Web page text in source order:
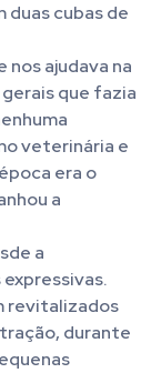
duas cubas de
nos ajudava na
que fazia
veterinária e
era o
a
a
revitalizados
durante